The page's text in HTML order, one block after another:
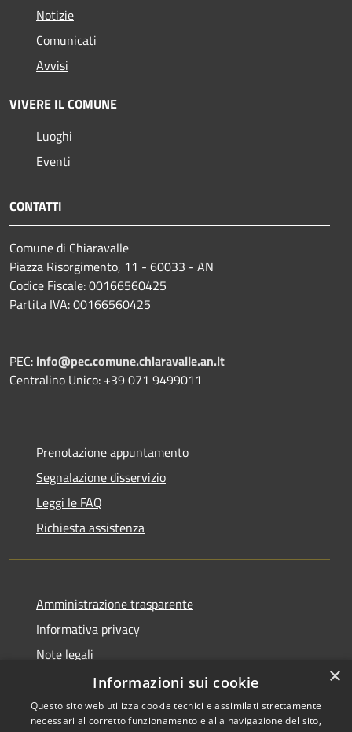
Notizie
Comunicati
Avvisi
VIVERE IL COMUNE
Luoghi
Eventi
CONTATTI
Comune di Chiaravalle
Piazza Risorgimento, 11 - 60033 - AN
Codice Fiscale: 00166560425
Partita IVA: 00166560425
PEC: info@pec.comune.chiaravalle.an.it
Centralino Unico: +39 071 9499011
Prenotazione appuntamento
Segnalazione disservizio
Leggi le FAQ
Richiesta assistenza
Amministrazione trasparente
Informativa privacy
Note legali
Dichiarazione di accessibilità
×
Informazioni sui cookie
Questo sito web utilizza cookie tecnici e assimilati strettamente
necessari al corretto funzionamento e alla navigazione del sito,